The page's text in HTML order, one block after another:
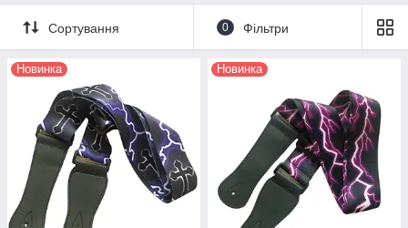
Сортування 0 Фільтри
Новинка Новинка